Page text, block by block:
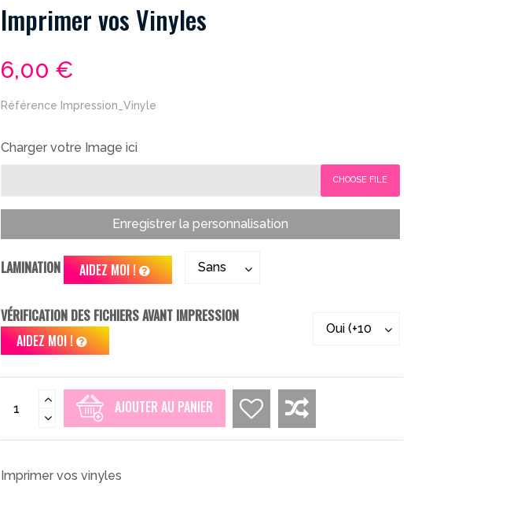
Imprimer vos Vinyles
6,00 €
Référence Impression_Vinyle
Charger votre Image ici
CHOOSE FILE
Enregistrer la personnalisation
LAMINATION AIDEZ MOI !
VÉRIFICATION DES FICHIERS AVANT IMPRESSION
AIDEZ MOI !
AJOUTER AU PANIER
Imprimer vos vinyles